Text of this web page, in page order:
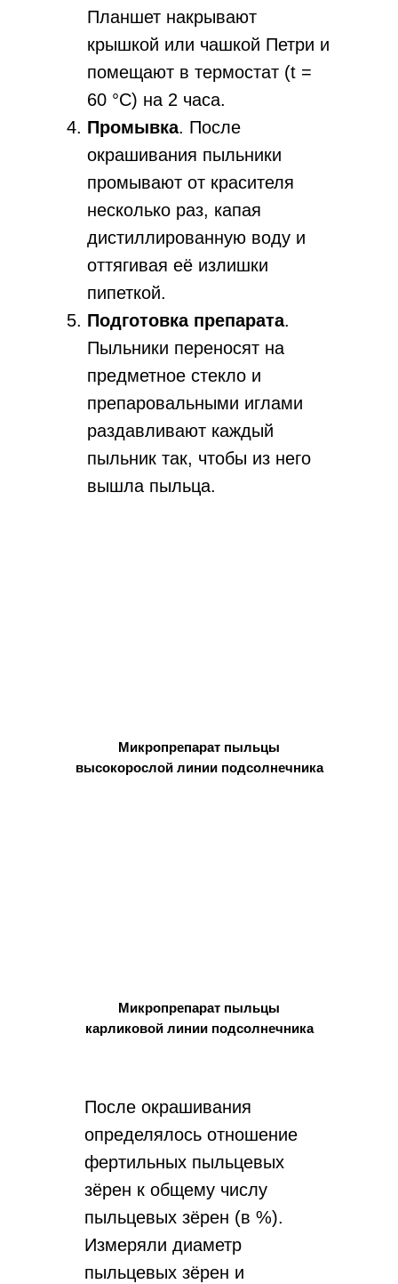
Планшет накрывают
крышкой или чашкой Петри и
помещают в термостат (t =
60 °С) на 2 часа.
Промывка. После
окрашивания пыльники
промывают от красителя
несколько раз, капая
дистиллированную воду и
оттягивая её излишки
пипеткой.
Подготовка препарата.
Пыльники переносят на
предметное стекло и
препаровальными иглами
раздавливают каждый
пыльник так, чтобы из него
вышла пыльца.
После окрашивания
определялось отношение
фертильных пыльцевых
зёрен к общему числу
пыльцевых зёрен (в %).
Измеряли диаметр
пыльцевых зёрен и
Микропрепарат пыльцы
высокорослой линии подсолнечника
Микропрепарат пыльцы
карликовой линии подсолнечника